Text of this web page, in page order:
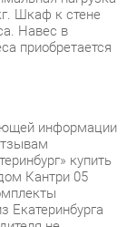
информации
Кантри 05
не
Товары из
вы